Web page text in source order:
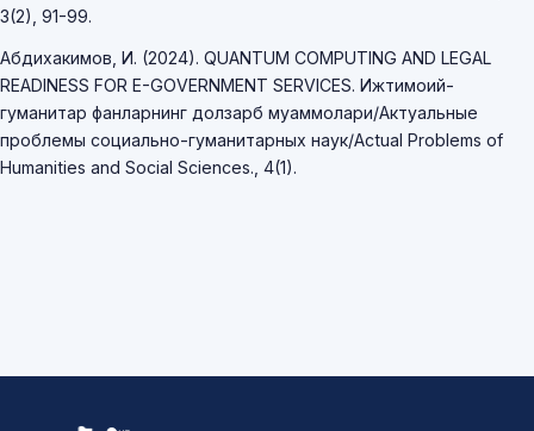
3(2), 91-99.
Абдихакимов, И. (2024). QUANTUM COMPUTING AND LEGAL
READINESS FOR E-GOVERNMENT SERVICES. Ижтимоий-
гуманитар фанларнинг долзарб муаммолари/Актуальные
проблемы социально-гуманитарных наук/Actual Problems of
Humanities and Social Sciences., 4(1).